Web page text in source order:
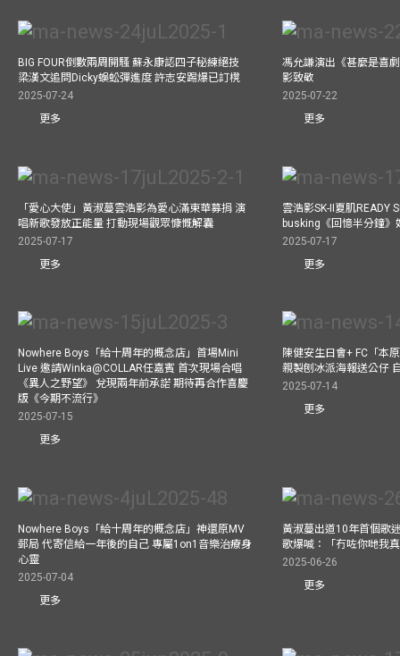
BIG FOUR倒數兩周開騷 蘇永康認四子秘練絕技
梁漢文追問Dicky蜈蚣彈進度 許志安踢爆已訂櫈
2025-07-24
更多
馮允謙演出《甚麼是喜
影致敬
2025-07-22
更多
「愛心大使」黃淑蔓雲浩影為愛心滿東華募捐 演
唱新歌發放正能量 打動現場觀眾慷慨解囊
2025-07-17
更多
雲浩影SK-II夏肌READY
busking《回憶半分鐘》
2025-07-17
更多
Nowhere Boys「給十周年的概念店」首場Mini
Live 邀請Winka@COLLAR任嘉賓 首次現場合唱
《異人之野望》 兌現兩年前承諾 期待再合作喜慶
版《今期不流行》
2025-07-15
更多
陳健安生日會+ FC「本
親製刨冰派海報送公仔
2025-07-14
更多
Nowhere Boys「給十周年的概念店」神還原MV
郵局 代寄信給一年後的自己 專屬1on1音樂治療身
心靈
2025-07-04
更多
黃淑蔓出道10年首個歌
歌爆喊：「冇咗你哋我
2025-06-26
更多